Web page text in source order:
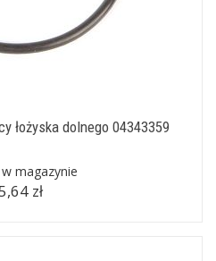
łożyska dolnego 04343359
w magazynie
zł